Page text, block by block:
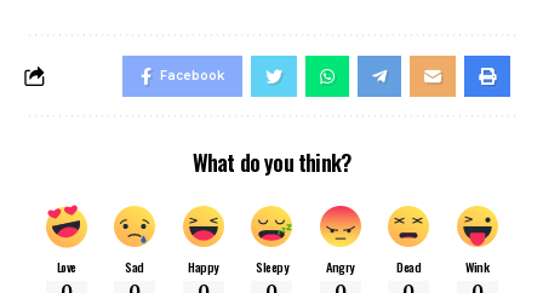
Facebook
What do you think?
Love Sad Happy Sleepy Angry Dead Wink